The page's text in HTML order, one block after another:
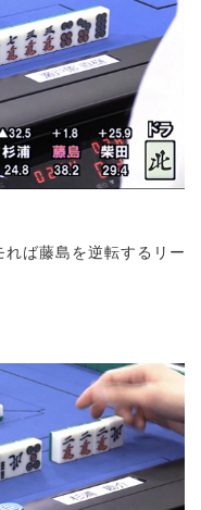
ば藤島を逆転するリー